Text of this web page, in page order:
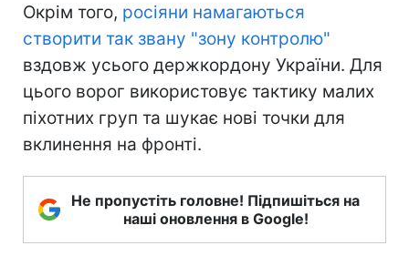
Окрім того, росіяни намагаються
створити так звану "зону контролю"
вздовж усього держкордону України. Для
цього ворог використовує тактику малих
піхотних груп та шукає нові точки для
вклинення на фронті.
Не пропустіть головне! Підпишіться на
наші оновлення в Google!